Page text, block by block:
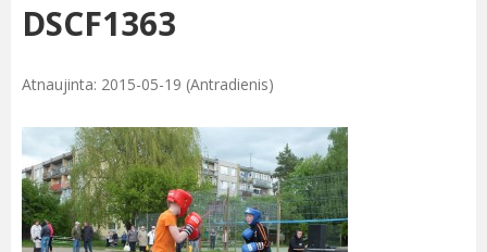
DSCF1363
Atnaujinta: 2015-05-19 (Antradienis)